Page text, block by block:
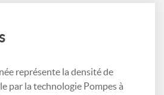
représente la densité de
par la technologie Pompes à